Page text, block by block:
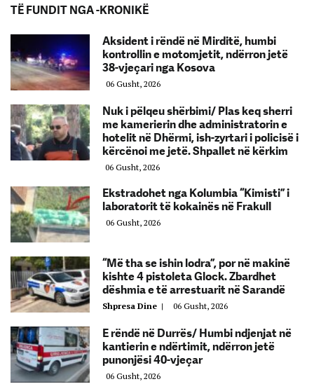
TË FUNDIT NGA -KRONIKË
Aksident i rëndë në Mirditë, humbi
kontrollin e motomjetit, ndërron jetë
38-vjeçari nga Kosova
06 Gusht, 2026
Nuk i pëlqeu shërbimi/ Plas keq sherri
me kamerierin dhe administratorin e
hotelit në Dhërmi, ish-zyrtari i policisë i
kërcënoi me jetë. Shpallet në kërkim
06 Gusht, 2026
Ekstradohet nga Kolumbia “Kimisti” i
laboratorit të kokainës në Frakull
06 Gusht, 2026
“Më tha se ishin lodra”, por në makinë
kishte 4 pistoleta Glock. Zbardhet
dëshmia e të arrestuarit në Sarandë
Shpresa Dine | 06 Gusht, 2026
E rëndë në Durrës/ Humbi ndjenjat në
kantierin e ndërtimit, ndërron jetë
punonjësi 40-vjeçar
06 Gusht, 2026